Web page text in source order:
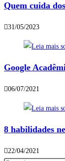
Quem cuida
31/05/2023
Google
06/07/2021
8 habilidades
22/04/2021